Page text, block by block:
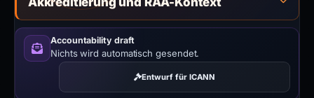
Accountability draft
Nichts wird automatisch gesendet.
Entwurf für ICANN